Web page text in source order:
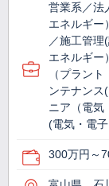
営業系／法
エネルギー
／施工管理
エネルギー
（プラン
ンテナンス
ニア（電気
(電気・電
300万円～